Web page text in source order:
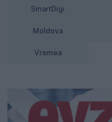
SmartDigi
Moldova
Vremea